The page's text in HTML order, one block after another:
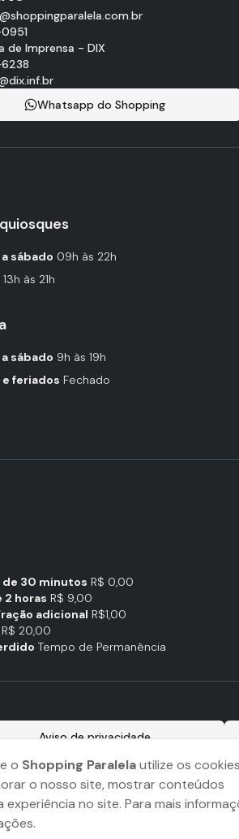
o Shopping Paralelautilize os
o nosso site, mostrar conteúdos
no site. Para mais
de Imprensa - DIX
Whatsapp do Shopping
sábado 09h às 22h
13h às 21h
sábado 9h às 19h
feriados Fechado
de 30 minutos R$ 0,00
2 horas R$ 9,00
adicional R$1,00
R$ 20,00
Tempo de Permanência
Aviso de privacidade